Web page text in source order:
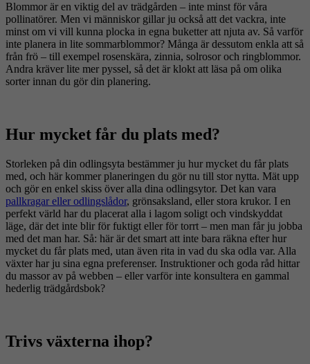
Blommor är en viktig del av trädgården – inte minst för våra
pollinatörer. Men vi människor gillar ju också att det vackra, inte
minst om vi vill kunna plocka in egna buketter att njuta av. Så varför
inte planera in lite sommarblommor? Många är dessutom enkla att så
från frö – till exempel rosenskära, zinnia, solrosor och ringblommor.
Andra kräver lite mer pyssel, så det är klokt att läsa på om olika
sorter innan du gör din planering.
Hur mycket får du plats med?
Storleken på din odlingsyta bestämmer ju hur mycket du får plats
med, och här kommer planeringen du gör nu till stor nytta. Mät upp
och gör en enkel skiss över alla dina odlingsytor. Det kan vara
pallkragar eller odlingslådor, grönsaksland, eller stora krukor. I en
perfekt värld har du placerat alla i lagom soligt och vindskyddat
läge, där det inte blir för fuktigt eller för torrt – men man får ju jobba
med det man har. Så: här är det smart att inte bara räkna efter hur
mycket du får plats med, utan även rita in vad du ska odla var. Alla
växter har ju sina egna preferenser. Instruktioner och goda råd hittar
du massor av på webben – eller varför inte konsultera en gammal
hederlig trädgårdsbok?
Trivs växterna ihop?